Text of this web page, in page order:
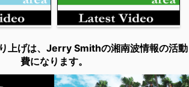
上げは、Jerry Smithの湘南波情報の活動
費になります。